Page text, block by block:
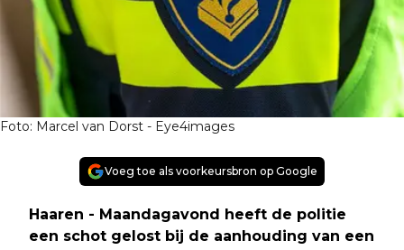
Foto: Marcel van Dorst - Eye4images
Voeg toe als voorkeursbron op Google
Haaren - Maandagavond heeft de politie
een schot gelost bij de aanhouding van een